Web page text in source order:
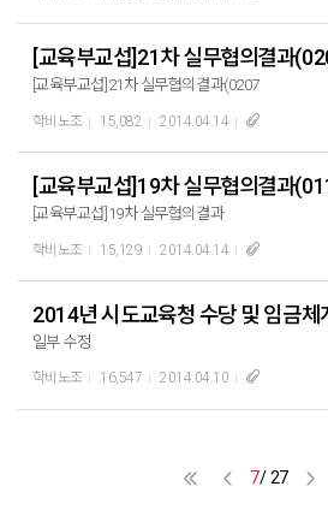
[교육부교섭]21차 실무협의결과
[교육부교섭]21차 실무협의결과(0207
학비노조 15,082 2014.04.14
[교육부교섭]19차 실무협의결과
[교육부교섭]19차 실무협의결과
학비노조 15,129 2014.04.14
2014년 시도교육청 수당 및 임금
일부 수정
학비노조 16,547 2014.04.10
7/ 27